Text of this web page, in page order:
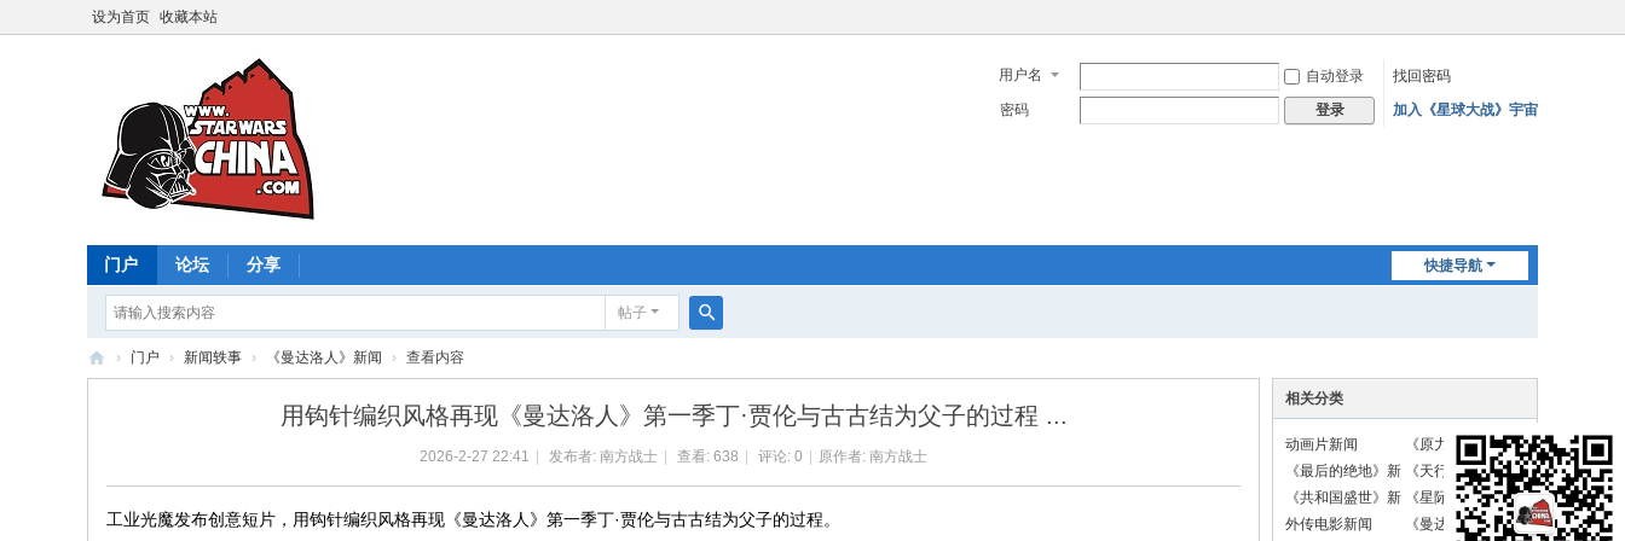
设为首页 收藏本站
用户名 自动登录
找回密码
密码
登录 加入《星球大战》宇宙
快捷导航
门户 论坛 分享
帖子
索
› 门户 › 新闻轶事 › 《曼达洛人》新闻 › 查看内容
用钩针编织风格再现《曼达洛人》第一季丁·贾伦与古古结为父子的过程 ...
2026-2-27 22:41 发布者: 南方战士 查看: 638 评论: 0 原作者: 南方战士
工业光魔发布创意短片，用钩针编织风格再现《曼达洛人》第一季丁·贾伦与古古结为父子的过程。
相关分类
动画片新闻
《原力觉醒》新闻
《最后的绝地》新
闻
《天行者崛起》新
闻
《共和国盛世》新
闻
《星际战斗机》新
闻
外传电影新闻 《曼达洛人》新闻